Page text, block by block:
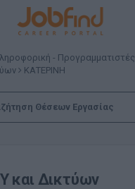
- Προγραμματιστές
ΚΑΤΕΡΙΝΗ
Θέσεων Εργασίας
και Δικτύων